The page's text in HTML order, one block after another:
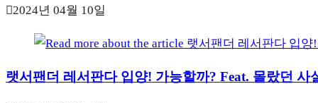
2024년 04월 10일
랫서팬더 레서판다 입양! 가능할까? Feat. 몰랐던 사